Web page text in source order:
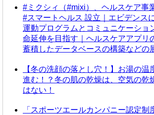
#ミクシィ（#mixi）、ヘルスケア事
#スマートヘルス 設立｜エビデンス
運動プログラムとコミュニケーショ
命延伸を目指す｜ヘルスケアアプリ
蓄積したデータベースの構築などの
【冬の洗顔の落とし穴！】お湯の温
進む！？冬の肌の乾燥は、空気の乾
はない！
「スポーツエールカンパニー認定制